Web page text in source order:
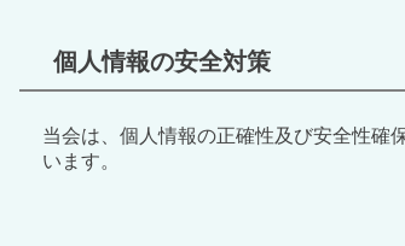
個人情報の安全対策
当会は、個人情報の正確性及び安全性確
います。